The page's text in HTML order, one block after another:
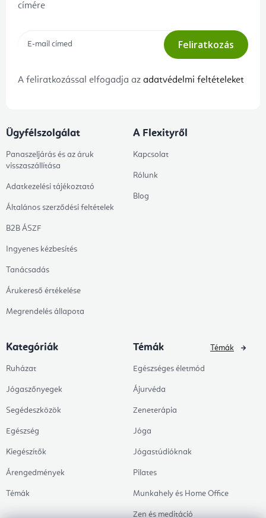
címére
Feliratkozás
A feliratkozással elfogadja az adatvédelmi feltételeket
Ügyfélszolgálat
Panaszeljárás és az áruk
visszaszállítása
Adatkezelési tájékoztató
Általános szerződési feltételek
B2B ÁSZF
Ingyenes kézbesítés
Tanácsadás
Árukereső értékelése
Megrendelés állapota
A Flexityről
Kapcsolat
Rólunk
Blog
Kategóriák
Ruházat
Jógaszőnyegek
Segédeszközök
Egészség
Kiegészítők
Árengedmények
Témák
Témák
Egészséges életmód
Ájurvéda
Zeneterápia
Jóga
Jógastúdióknak
Pilates
Munkahely és Home Office
Zen és meditáció
Témák